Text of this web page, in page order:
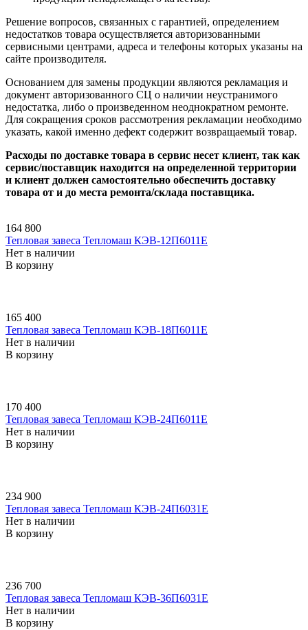
Решение вопросов, связанных с гарантией, определением
недостатков товара осуществляется авторизованными
сервисными центрами, адреса и телефоны которых указаны на
сайте производителя.
Основанием для замены продукции являются рекламация и
документ авторизованного СЦ о наличии неустранимого
недостатка, либо о произведенном неоднократном ремонте.
Для сокращения сроков рассмотрения рекламации необходимо
указать, какой именно дефект содержит возвращаемый товар.
Расходы по доставке товара в сервис несет клиент, так как
сервис/поставщик находится на определенной территории
и клиент должен самостоятельно обеспечить доставку
товара от и до места ремонта/склада поставщика.
164 800
Тепловая завеса Тепломаш КЭВ-12П6011E
Нет в наличии
В корзину
165 400
Тепловая завеса Тепломаш КЭВ-18П6011E
Нет в наличии
В корзину
170 400
Тепловая завеса Тепломаш КЭВ-24П6011E
Нет в наличии
В корзину
234 900
Тепловая завеса Тепломаш КЭВ-24П6031E
Нет в наличии
В корзину
236 700
Тепловая завеса Тепломаш КЭВ-36П6031E
Нет в наличии
В корзину